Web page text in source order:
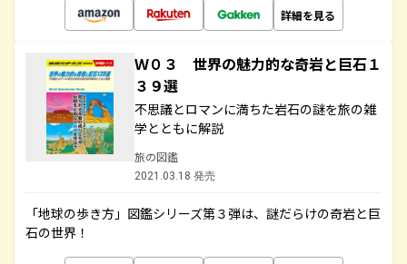
詳細を見る
Ｗ０３ 世界の魅力的な奇岩と巨石１
３９選
不思議とロマンに満ちた岩石の謎を旅の雑
学とともに解説
旅の図鑑
2021.03.18 発売
「地球の歩き方」図鑑シリーズ第３弾は、謎だらけの奇岩と巨
石の世界！